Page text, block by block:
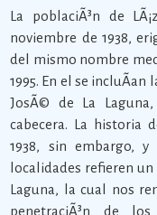
La poblaciÃ³n de
noviembre de 1938,
del mismo nombre
1995. En el se incluÃ­an
JosÃ© de La
cabecera. La historia
1938, sin embargo, y
localidades refieren un
Laguna, la cual nos
penetraciÃ³n de